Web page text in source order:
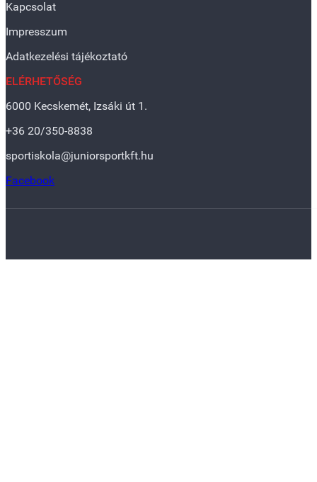
Kapcsolat
Impresszum
Adatkezelési tájékoztató
ELÉRHETŐSÉG
6000 Kecskemét, Izsáki út 1.
+36 20/350-8838
sportiskola@juniorsportkft.hu
Facebook